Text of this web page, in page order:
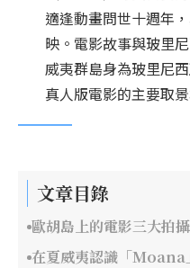
適逢動畫問世十週年
映。電影故事與玻里
威夷群島身為玻里尼
真人版電影的主要取景
文章目錄
歐胡島上的電影三大拍
在夏威夷認識「Moana